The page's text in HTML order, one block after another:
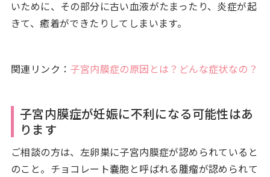
いために、その部分に古い血液がたまったり、炎症が起
きて、癒着ができたりしてしまいます。
関連リンク： 子宮内膜症の原因とは？どんな症状なの？
子宮内膜症が妊娠に不利になる可能性はあ
ります
ご相談の方は、左卵巣に子宮内膜症が認められていると
のこと。チョコレート嚢胞と呼ばれる腫瘤が認められて